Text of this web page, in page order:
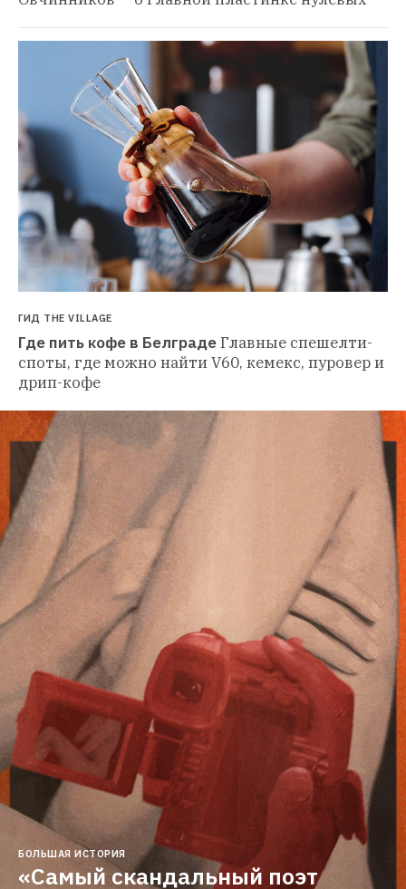
ГИД THE VILLAGE
Где пить кофе в БелградеГлавные спешелти-
споты, где можно найти V60, кемекс, пуровер и
дрип-кофе
БОЛЬШАЯ ИСТОРИЯ
«Самый скандальный поэт